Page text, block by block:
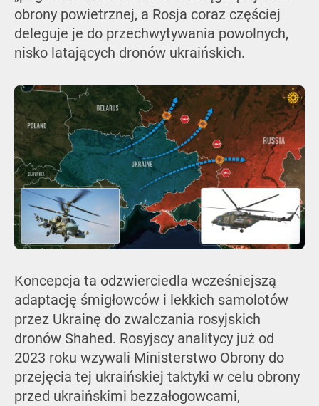
obrony powietrznej, a Rosja coraz częściej
deleguje je do przechwytywania powolnych,
nisko latających dronów ukraińskich.
Koncepcja ta odzwierciedla wcześniejszą
adaptację śmigłowców i lekkich samolotów
przez Ukrainę do zwalczania rosyjskich
dronów Shahed. Rosyjscy analitycy już od
2023 roku wzywali Ministerstwo Obrony do
przejęcia tej ukraińskiej taktyki w celu obrony
przed ukraińskimi bezzałogowcami,